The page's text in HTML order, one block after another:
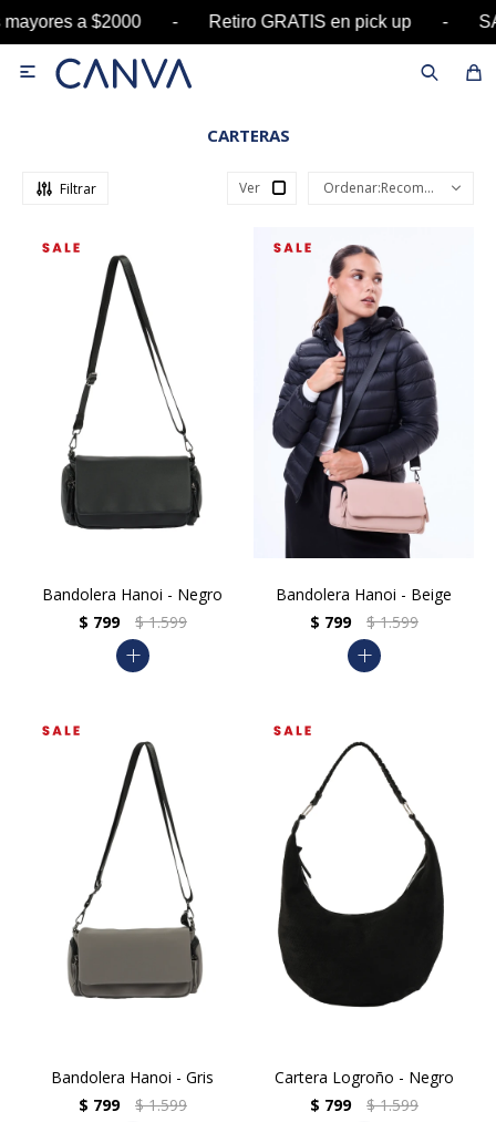
$2000 - Retiro GRATIS en pick up - SALE

CARTERAS
Ver Recomendados
Bandolera Hanoi - Negro
$ 799 $ 1.599
add
Bandolera Hanoi - Beige
$ 799 $ 1.599
add
Bandolera Hanoi - Gris
$ 799 $ 1.599
Cartera Logroño - Negro
$ 799 $ 1.599